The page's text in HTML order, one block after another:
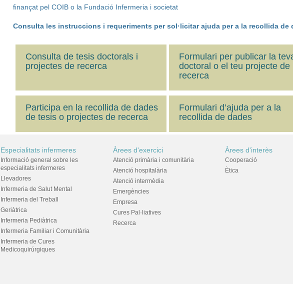
finançat pel COIB o la Fundació Infermeria i societat
Consulta les instruccions i requeriments per sol·licitar ajuda per a la recollida de
Consulta de tesis doctorals i
projectes de recerca
Formulari per publicar la
doctoral o el teu projecte de
recerca
Participa en la recollida de dades
de tesis o projectes de recerca
Formulari d’ajuda per a la
recollida de dades
Especialitats infermeres
Informació general sobre les
especialitats infermeres
Llevadores
Infermeria de Salut Mental
Infermeria del Treball
Geriàtrica
Infermeria Pediàtrica
Infermeria Familiar i Comunitària
Infermeria de Cures
Medicoquirúrgiques
Àrees d'exercici
Atenció primària i comunitària
Atenció hospitalària
Atenció intermèdia
Emergències
Empresa
Cures Pal·liatives
Recerca
Àrees d'interès
Cooperació
Ètica